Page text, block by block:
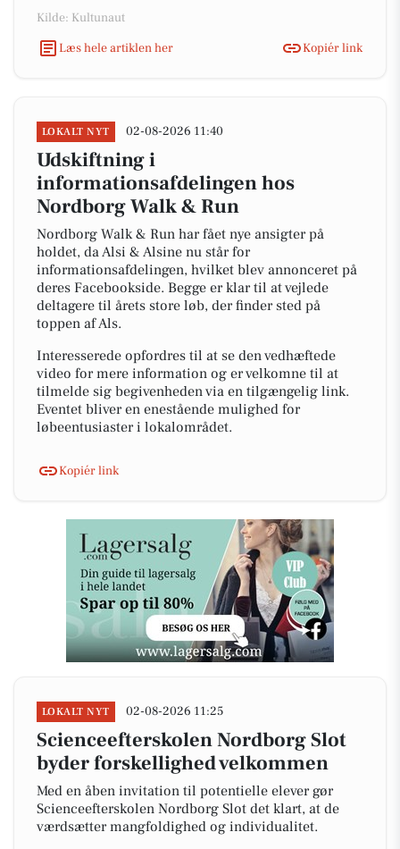
Kilde: Kultunaut
Læs hele artiklen her
Kopiér link
LOKALT NYT 02-08-2026 11:40
Udskiftning i
informationsafdelingen hos
Nordborg Walk & Run
Nordborg Walk & Run har fået nye ansigter på
holdet, da Alsi & Alsine nu står for
informationsafdelingen, hvilket blev annonceret på
deres Facebookside. Begge er klar til at vejlede
deltagere til årets store løb, der finder sted på
toppen af Als.
Interesserede opfordres til at se den vedhæftede
video for mere information og er velkomne til at
tilmelde sig begivenheden via en tilgængelig link.
Eventet bliver en enestående mulighed for
løbeentusiaster i lokalområdet.
Kopiér link
LOKALT NYT 02-08-2026 11:25
Scienceefterskolen Nordborg Slot
byder forskellighed velkommen
Med en åben invitation til potentielle elever gør
Scienceefterskolen Nordborg Slot det klart, at de
værdsætter mangfoldighed og individualitet.